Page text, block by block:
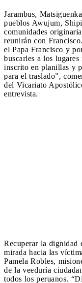
Jarambus,
pueblos Awujum,
comunidades
reunirán con
el Papa Francisco y
buscarles a los
inscrito en planillas y
para el traslado”,
del Vicariato
entrevista.
Recuperar la dignidad
mirada hacia las
Pamela Robles,
de la veeduría
todos los peruanos.